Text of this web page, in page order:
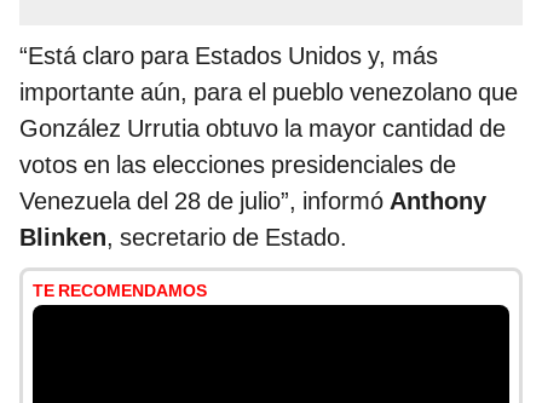
“Está claro para Estados Unidos y, más
importante aún, para el pueblo venezolano que
González Urrutia obtuvo la mayor cantidad de
votos en las elecciones presidenciales de
Venezuela del 28 de julio”, informó Anthony
Blinken, secretario de Estado.
TE RECOMENDAMOS